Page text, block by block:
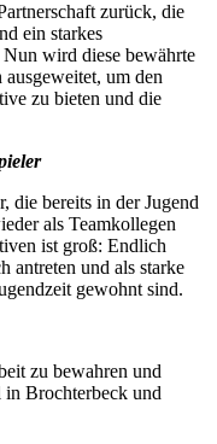
zurück, die
ein starkes
wird diese bewährte
um den
zu bieten und die
die bereits in der Jugend
als Teamkollegen
ist groß: Endlich
antreten und als starke
gewohnt sind.
zu bewahren und
Brochterbeck und